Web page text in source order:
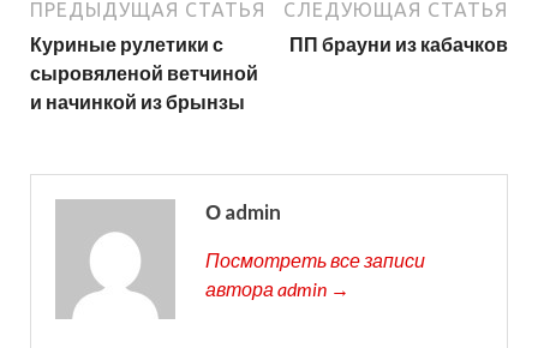
ПРЕДЫДУЩАЯ СТАТЬЯ
Куриные рулетики с
сыровяленой ветчиной
и начинкой из брынзы
СЛЕДУЮЩАЯ СТАТЬЯ
ПП брауни из кабачков
О admin
Посмотреть все записи
автора admin →